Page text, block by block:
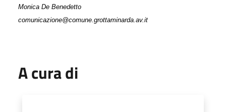
Monica De Benedetto
comunicazione@comune.grottaminarda.av.it
A cura di